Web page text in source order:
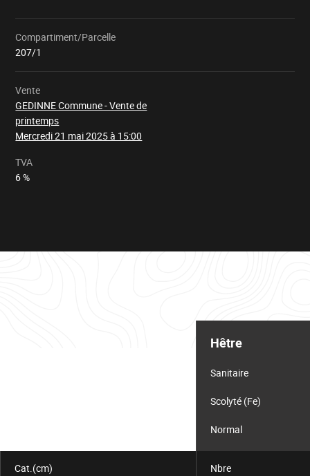
Compartiment/Parcelle
207/1
Vente
GEDINNE Commune - Vente de
printemps
Mercredi 21 mai 2025 à 15:00
Chargement
TVA
6 %
Hêtre
Sanitaire
Scolyté (Fe)
Normal
Cat.(cm) Nbre